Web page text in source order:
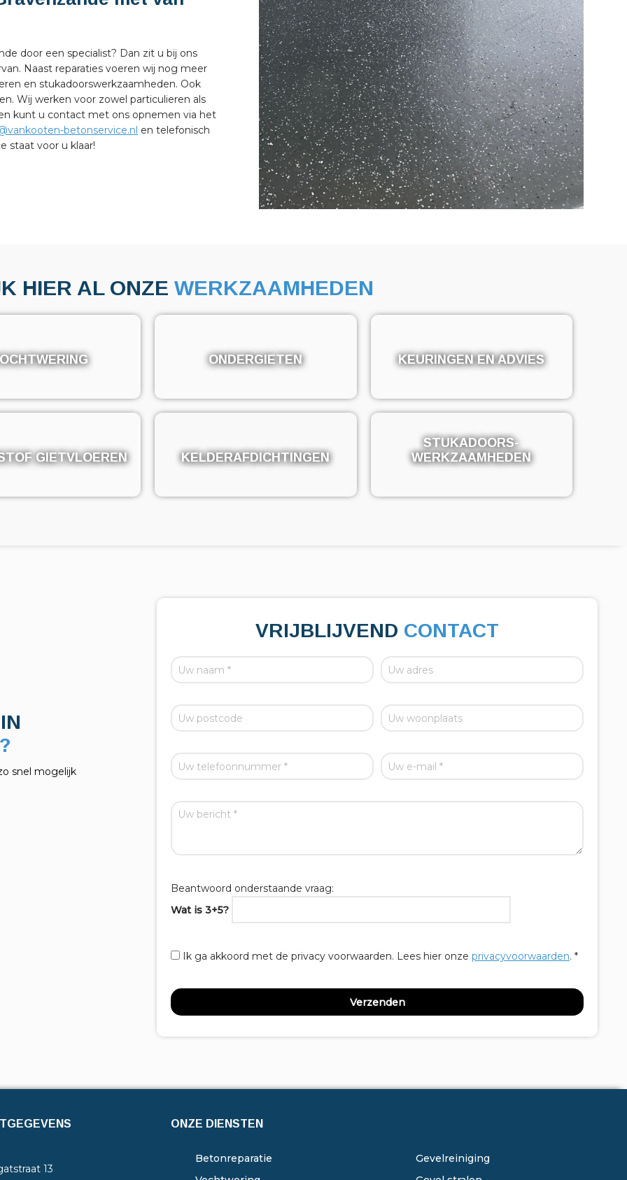
door een specialist? Dan zit u bij ons
Naast reparaties voeren wij nog meer
en stukadoorswerkzaamheden. Ook
Wij werken voor zowel particulieren als
kunt u contact met ons opnemen via het
betonservice.nl en telefonisch
staat voor u klaar!
HIER AL ONZE WERKZAAMHEDEN
ONDERGIETEN
ONDERGIETEN KEURINGEN EN ADVIES
KEURINGEN EN ADVIES
GIETVLOEREN
GIETVLOEREN KELDERAFDICHTINGEN
KELDERAFDICHTINGEN
STUKADOORS-
WERKZAAMHEDEN
STUKADOORS-
WERKZAAMHEDEN
snel mogelijk
VRIJBLIJVEND CONTACT
Beantwoord onderstaande vraag:
Wat is 3+5?
Ik ga akkoord met de privacy voorwaarden. Lees hier onze privacyvoorwaarden. *
13
ONZE DIENSTEN
Betonreparatie
Gevelreiniging